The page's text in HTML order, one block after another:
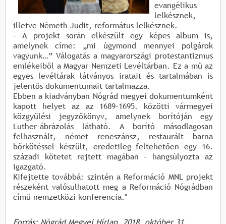
evangélikus
lelkésznek,
illetve Németh Judit, református lelkésznek.
– A projekt során elkészült egy képes album is,
amelynek címe: „mi úgymond mennyei polgárok
vagyunk…” Válogatás a magyarországi protestantizmus
emlékeiből a Magyar Nemzeti Levéltárban. Ez a mű az
egyes levéltárak látványos iratait és tartalmában is
jelentős dokumentumait tartalmazza.
Ebben a kiadványban Nógrád megyei dokumentumként
kapott helyet az az 1689-1695. közötti vármegyei
közgyűlési jegyzőkönyv, amelynek borítóján egy
Luther-ábrázolás látható. A borító másodlagosan
felhasznált, német reneszánsz, restaurált barna
bőrkötéssel készült, eredetileg feltehetően egy 16.
századi kötetet rejtett magában – hangsúlyozta az
igazgató.
Kifejtette továbbá: szintén a Reformáció MNL projekt
részeként valósulhatott meg a Reformáció Nógrádban
című nemzetközi konferencia."